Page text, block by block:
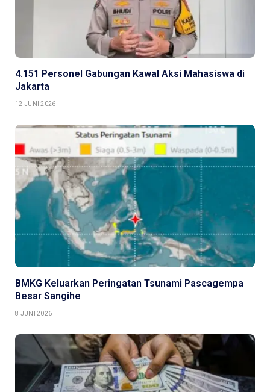
4.151 Personel Gabungan Kawal Aksi Mahasiswa di
Jakarta
12 JUNI 2026
BMKG Keluarkan Peringatan Tsunami Pascagempa
Besar Sangihe
8 JUNI 2026